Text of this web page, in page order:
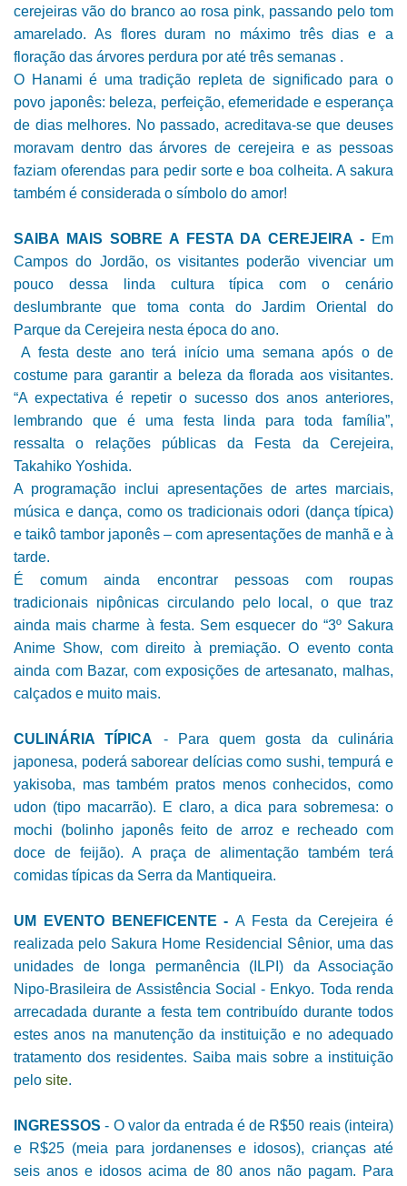
cerejeiras vão do branco ao rosa pink, passando pelo tom
amarelado. As flores duram no
máximo três dias e a
floração das árvores perdura por até três semanas .
O Hanami é uma tradição repletade significado para o
povo japonês: beleza, perfeição, efemeridade e esperança
de dias melhores. No passado, acreditava-se que deuses
moravam dentro das árvores de cerejeira e as pessoas
faziam oferendas para pedir sorte e boa colheita. A sakura
também é considerada o símbolo do amor!
SAIBA MAIS SOBRE A FESTA DA CEREJEIRA - Em
Campos do Jordão, os visitantes poderão vivenciar um
pouco dessa linda cultura típica com o cenário
deslumbrante que toma conta do Jardim Oriental do
Parque da Cerejeira nesta época do ano.
A festa deste ano terá início uma semana após o de
costume para garantir a beleza da florada aos visitantes.
“A expectativa é repetir o sucesso dos anos anteriores,
lembrando que é uma festa linda para toda família”,
ressalta o relações públicas da Festa da Cerejeira,
Takahiko Yoshida.
A programação inclui apresentações de artes marciais,
música e dança, como os tradicionais odori (dança típica)
e taikô tambor japonês – com apresentações de manhã e à
tarde.
É comum ainda encontrar pessoas com roupas
tradicionais nipônicas circulando pelo local, o que traz
ainda mais charme à festa. Sem esquecer do “3º Sakura
Anime Show, com direito à premiação. O evento conta
ainda com Bazar, com exposições de artesanato, malhas,
calçados e muito mais.
CULINÁRIA TÍPICA - Para quem gosta da culinária
japonesa, poderá saborear delícias como sushi, tempurá e
yakisoba, mas também pratos menos conhecidos, como
udon (tipo macarrão). E claro, a dica para sobremesa: o
mochi (bolinho japonês feito de arroz e recheado com
doce de feijão). A praça de alimentação também terá
comidas típicas da Serra da Mantiqueira.
UM EVENTO BENEFICENTE - A Festa da Cerejeira é
realizada pelo Sakura Home Residencial Sênior, uma das
unidades de longa permanência (ILPI) da Associação
Nipo-Brasileira de Assistência Social - Enkyo. Toda renda
arrecadada durante a festa tem contribuído durante todos
estes anos na manutenção da instituição e no adequado
tratamento dos residentes. Saiba mais sobre a instituição
pelo site.
INGRESSOS - O valor da entrada é de R$50 reais (inteira)
e R$25 (meia para jordanenses e idosos), crianças até
seis anos e idosos acima de 80 anos não pagam. Para